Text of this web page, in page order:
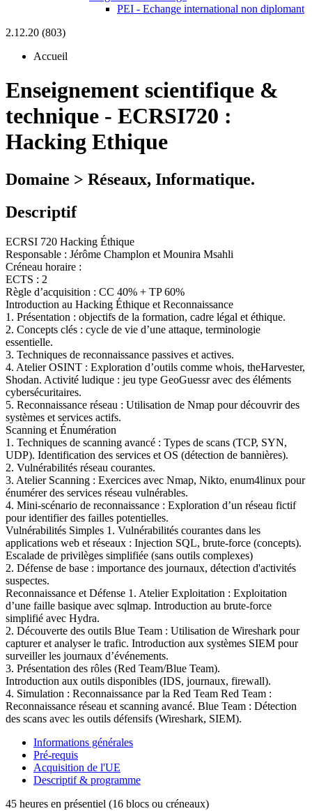
PEI - Echange international non diplomant
2.12.20 (803)
Accueil
Enseignement scientifique &
technique - ECRSI720 :
Hacking Ethique
Domaine > Réseaux, Informatique.
Descriptif
ECRSI 720 Hacking Éthique
Responsable : Jérôme Champlon et Mounira Msahli
Créneau horaire :
ECTS : 2
Règle d’acquisition : CC 40% + TP 60%
Introduction au Hacking Éthique et Reconnaissance
1. Présentation : objectifs de la formation, cadre légal et éthique.
2. Concepts clés : cycle de vie d’une attaque, terminologie
essentielle.
3. Techniques de reconnaissance passives et actives.
4. Atelier OSINT : Exploration d’outils comme whois, theHarvester,
Shodan. Activité ludique : jeu type GeoGuessr avec des éléments
cybersécuritaires.
5. Reconnaissance réseau : Utilisation de Nmap pour découvrir des
systèmes et services actifs.
Scanning et Énumération
1. Techniques de scanning avancé : Types de scans (TCP, SYN,
UDP). Identification des services et OS (détection de bannières).
2. Vulnérabilités réseau courantes.
3. Atelier Scanning : Exercices avec Nmap, Nikto, enum4linux pour
énumérer des services réseau vulnérables.
4. Mini-scénario de reconnaissance : Exploration d’un réseau fictif
pour identifier des failles potentielles.
Vulnérabilités Simples 1. Vulnérabilités courantes dans les
applications web et réseaux : Injection SQL, brute-force (concepts).
Escalade de privilèges simplifiée (sans outils complexes)
2. Défense de base : importance des journaux, détection d'activités
suspectes.
Reconnaissance et Défense 1. Atelier Exploitation : Exploitation
d’une faille basique avec sqlmap. Introduction au brute-force
simplifié avec Hydra.
2. Découverte des outils Blue Team : Utilisation de Wireshark pour
capturer et analyser le trafic. Introduction aux systèmes SIEM pour
surveiller les journaux d’événements.
3. Présentation des rôles (Red Team/Blue Team).
Introduction aux outils disponibles (IDS, journaux, firewall).
4. Simulation : Reconnaissance par la Red Team Red Team :
Reconnaissance réseau et scanning avancé. Blue Team : Détection
des scans avec les outils défensifs (Wireshark, SIEM).
Informations générales
Pré-requis
Acquisition de l'UE
Descriptif & programme
45 heures en présentiel (16 blocs ou créneaux)